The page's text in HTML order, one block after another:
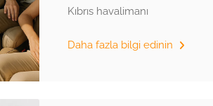
Kıbrıs havalimanı
Daha fazla bilgi edinin